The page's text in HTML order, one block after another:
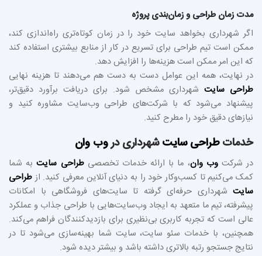
مدت زمان طراحی و زمان‌بندی پروژه
اگر شهرداری بخواهد سایت خود را در زمان کوتاه‌تری راه‌اندازی کند،
ممکن است تیم طراحی برای تسریع در کار از منابع بیشتری استفاده کند
که این امر ممکن است هزینه‌ها را افزایش دهد.
در نهایت، همه این عوامل دست به دست هم می‌دهند تا هزینه نهایی
طراحی سایت شهرداری مشخص شود. برای دریافت برآورد دقیق‌تر،
پیشنهاد می‌شود که با شرکت‌های طراحی وب‌سایت مشاوره کنید و
نیازهای دقیق خود را مطرح کنید.
خدماتطراحی سایتشهرداری دروب وان
در شرکتوب وان، ما با ارائه خدمات تخصصیطراحی سایتبه شما
کمک می‌کنیم تا کسب‌وکار خود را به دنیای آنلاین معرفی کنید. ازطراحی
سایت شهرداری حرفه‌ای گرفته تا سایت‌های فروشگاهی با امکانات
پیشرفته، تیم ما متعهد به ایجاد وب‌سایت‌هایی با طراحی جذاب و عملکرد
عالی است که تجربه کاربری بی‌نظیری برای بازدیدکنندگان فراهم می‌کند.
همچنین، با خدمات سئو سایت، سایت شما بهینه‌سازی می‌شود تا در
نتایج جستجو رتبه بالاتری داشته باشد و بیشتر دیده شود.